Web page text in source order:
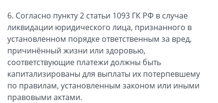
6. Согласно пункту 2 статьи 1093 ГК РФ в случае
ликвидации юридического лица, признанного в
установленном порядке ответственным за вред,
причинённый жизни или здоровью,
соответствующие платежи должны быть
капитализированы для выплаты их потерпевшему
по правилам, установленным законом или иными
правовыми актами.